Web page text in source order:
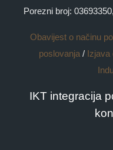
Porezni broj:
Obavijest o načinu
poslovanja / Izjava
IKT integracija